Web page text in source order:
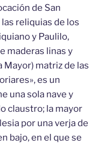
de San
reliquias de los
y Paulilo,
maderas linas y
Mayor) matriz de las
es un
una sola nave y
claustro; la mayor
por una verja de
bajo, en el que se